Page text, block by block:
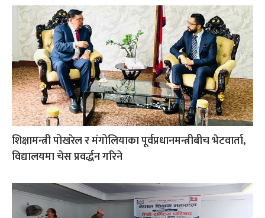
शिक्षामन्त्री पोखरेल र मंगोलियाका पूर्वप्रधानमन्त्रीबीच भेटवार्ता,
विद्यालयमा चेस प्रवर्द्धन गरिने